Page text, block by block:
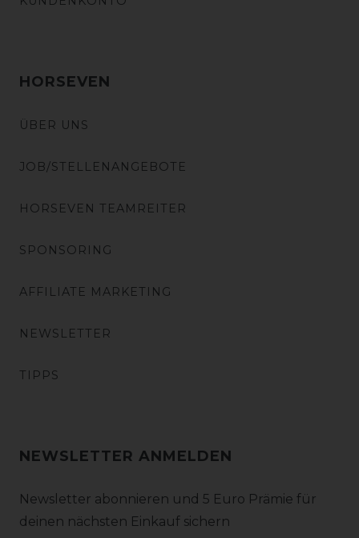
HORSEVEN
ÜBER UNS
JOB/STELLENANGEBOTE
HORSEVEN TEAMREITER
SPONSORING
AFFILIATE MARKETING
NEWSLETTER
TIPPS
NEWSLETTER ANMELDEN
Newsletter abonnieren und 5 Euro Prämie für
deinen nächsten Einkauf sichern